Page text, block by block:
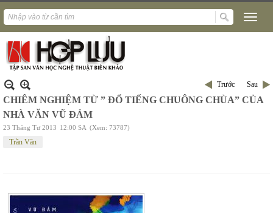
Trước Sau
CHIÊM NGHIỆM TỪ ” ĐỔ TIẾNG CHUÔNG CHÙA” CỦA
NHÀ VĂN VŨ ĐẢM
23 Tháng Tư 2013 12:00 SA (Xem: 73787)
Trần Văn